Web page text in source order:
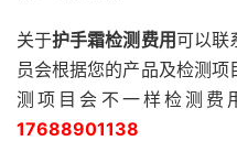
关于护手霜检测费用可以联
员会根据您的产品及检测
测项目会不一样检测费
17688901138